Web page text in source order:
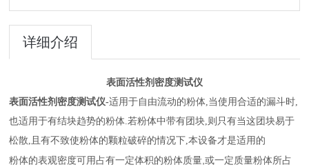
详细介绍
表面活性剂密度测试仪
表面活性剂密度测试仪-适用于自由流动的粉体,当使用合适的漏斗时,
也适用于有结块趋势的粉体.若粉体中带有团块,则只有当这团块易于
松散,且有不致使粉体的颗粒破碎的情况下,本设备才是适用的
粉体的表观密度可用占有一定体积的粉体质量 ,或一定质量粉体所占